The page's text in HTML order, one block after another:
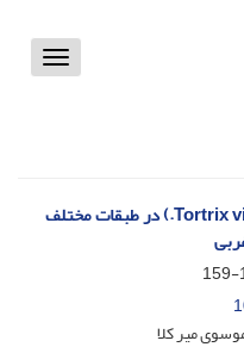
Toggle
بررسی حضور جوانه‌خوار بلوط (Tortrix viridana L.) در طبقات مختلف
میر کلا